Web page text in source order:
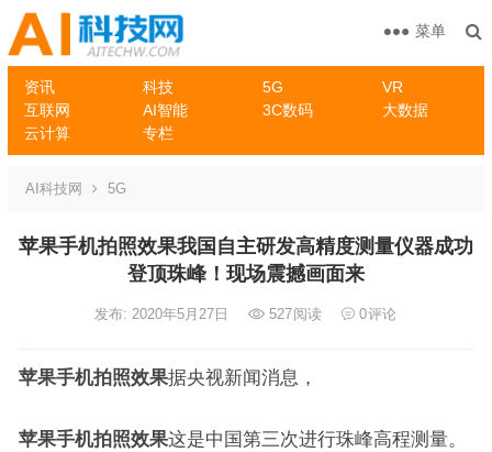
资讯 科技 5G
VR
互联网
AI智能 3C数码
大数据
云计算
专栏
菜单
AI科技网 5G
苹果手机拍照效果我国自主研发高精度测量仪器成功
登顶珠峰！现场震撼画面来
发布: 2020年5月27日 527阅读 0评论
苹果手机拍照效果据央视新闻消息，
苹果手机拍照效果这是中国第三次进行珠峰高程测量。